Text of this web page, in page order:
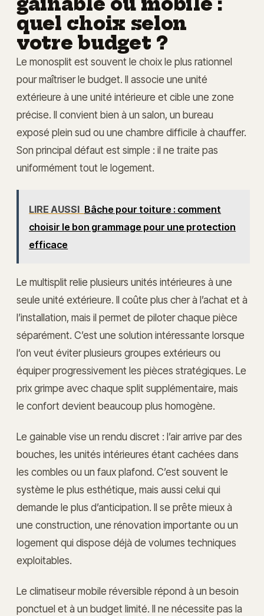
quel choix selon
votre budget ?
Le monosplit est souvent le choix le plus rationnel
pour maîtriser le budget. Il associe une unité
extérieure à une unité intérieure et cible une zone
précise. Il convient bien à un salon, un bureau
exposé plein sud ou une chambre difficile à chauffer.
Son principal défaut est simple : il ne traite pas
uniformément tout le logement.
LIRE AUSSI Bâche pour toiture : comment
choisir le bon grammage pour une protection
efficace
Le multisplit relie plusieurs unités intérieures à une
seule unité extérieure. Il coûte plus cher à l’achat et à
l’installation, mais il permet de piloter chaque pièce
séparément. C’est une solution intéressante lorsque
l’on veut éviter plusieurs groupes extérieurs ou
équiper progressivement les pièces stratégiques. Le
prix grimpe avec chaque split supplémentaire, mais
le confort devient beaucoup plus homogène.
Le gainable vise un rendu discret : l’air arrive par des
bouches, les unités intérieures étant cachées dans
les combles ou un faux plafond. C’est souvent le
système le plus esthétique, mais aussi celui qui
demande le plus d’anticipation. Il se prête mieux à
une construction, une rénovation importante ou un
logement qui dispose déjà de volumes techniques
exploitables.
Le climatiseur mobile réversible répond à un besoin
ponctuel et à un budget limité. Il ne nécessite pas la